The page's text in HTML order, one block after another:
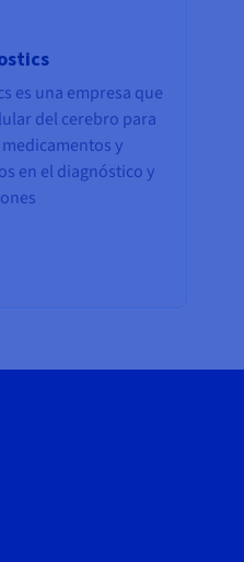
es una empresa que
del cerebro para
y
en el diagnóstico y